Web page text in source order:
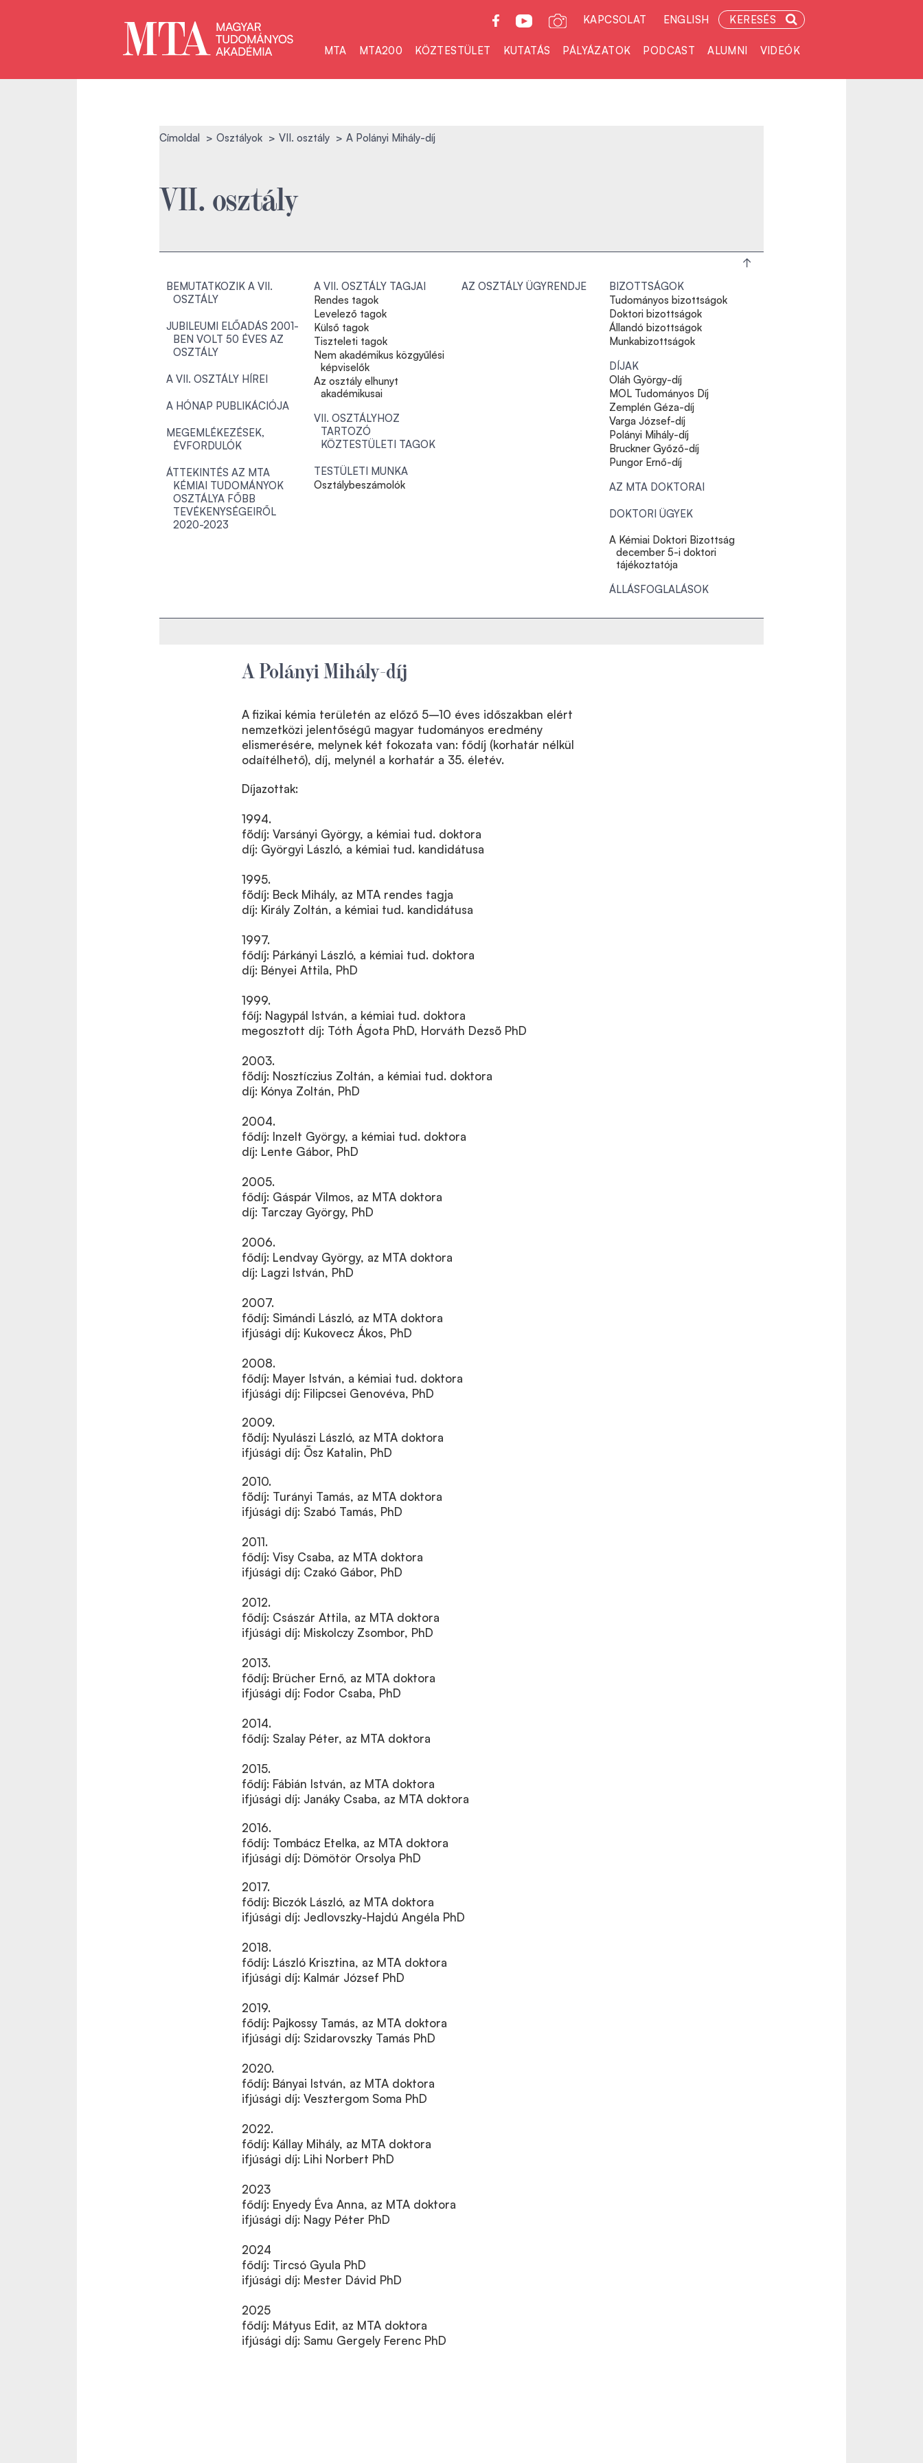
KAPCSOLAT ENGLISH KERESÉS
MTA MTA200 KÖZTESTÜLET KUTATÁS PÁLYÁZATOK PODCAST ALUMNI VIDEÓK
Címoldal Osztályok VII. osztály A Polányi Mihály-díj
VII. osztály
BEMUTATKOZIK A VII.
OSZTÁLY
JUBILEUMI ELŐADÁS 2001-
BEN VOLT 50 ÉVES AZ
OSZTÁLY
A VII. OSZTÁLY HÍREI
A HÓNAP PUBLIKÁCIÓJA
MEGEMLÉKEZÉSEK,
ÉVFORDULÓK
ÁTTEKINTÉS AZ MTA
KÉMIAI TUDOMÁNYOK
OSZTÁLYA FŐBB
TEVÉKENYSÉGEIRŐL
2020-2023
A VII. OSZTÁLY TAGJAI
Rendes tagok
Levelező tagok
Külső tagok
Tiszteleti tagok
Nem akadémikus közgyűlési
képviselők
Az osztály elhunyt
akadémikusai
VII. OSZTÁLYHOZ
TARTOZÓ
KÖZTESTÜLETI TAGOK
TESTÜLETI MUNKA
Osztálybeszámolók
AZ OSZTÁLY ÜGYRENDJE
BIZOTTSÁGOK
Tudományos bizottságok
Doktori bizottságok
Állandó bizottságok
Munkabizottságok
DÍJAK
Oláh György-díj
MOL Tudományos Díj
Zemplén Géza-díj
Varga József-díj
Polányi Mihály-díj
Bruckner Győző-díj
Pungor Ernő-díj
AZ MTA DOKTORAI
DOKTORI ÜGYEK
A Kémiai Doktori Bizottság
december 5-i doktori
tájékoztatója
ÁLLÁSFOGLALÁSOK
A Polányi Mihály-díj
A fizikai kémia területén az előző 5–10 éves időszakban elért
nemzetközi jelentőségű magyar tudományos eredmény
elismerésére, melynek két fokozata van: fődíj (korhatár nélkül
odaítélhető), díj, melynél a korhatár a 35. életév.
Díjazottak:
1994.
fõdíj: Varsányi György, a kémiai tud. doktora
díj: Györgyi László, a kémiai tud. kandidátusa
1995.
fõdíj: Beck Mihály, az MTA rendes tagja
díj: Király Zoltán, a kémiai tud. kandidátusa
1997.
fődíj: Párkányi László, a kémiai tud. doktora
díj: Bényei Attila, PhD
1999.
főíj: Nagypál István, a kémiai tud. doktora
megosztott díj: Tóth Ágota PhD, Horváth Dezsõ PhD
2003.
fõdíj: Nosztíczius Zoltán, a kémiai tud. doktora
díj: Kónya Zoltán, PhD
2004.
fődíj: Inzelt György, a kémiai tud. doktora
díj: Lente Gábor, PhD
2005.
fődíj: Gáspár Vilmos, az MTA doktora
díj: Tarczay György, PhD
2006.
fődíj: Lendvay György, az MTA doktora
díj: Lagzi István, PhD
2007.
fődíj: Simándi László, az MTA doktora
ifjúsági díj: Kukovecz Ákos, PhD
2008.
fődíj: Mayer István, a kémiai tud. doktora
ifjúsági díj: Filipcsei Genovéva, PhD
2009.
fõdíj: Nyulászi László, az MTA doktora
ifjúsági díj: Õsz Katalin, PhD
2010.
fõdíj: Turányi Tamás, az MTA doktora
ifjúsági díj: Szabó Tamás, PhD
2011.
fődíj: Visy Csaba, az MTA doktora
ifjúsági díj: Czakó Gábor, PhD
2012.
fődíj: Császár Attila, az MTA doktora
ifjúsági díj: Miskolczy Zsombor, PhD
2013.
fődíj: Brücher Ernő, az MTA doktora
ifjúsági díj: Fodor Csaba, PhD
2014.
fődíj: Szalay Péter, az MTA doktora
2015.
fődíj: Fábián István, az MTA doktora
ifjúsági díj: Janáky Csaba, az MTA doktora
2016.
fődíj: Tombácz Etelka, az MTA doktora
ifjúsági díj: Dömötör Orsolya PhD
2017.
fődíj: Biczók László, az MTA doktora
ifjúsági díj: Jedlovszky-Hajdú Angéla PhD
2018.
fődíj: László Krisztina, az MTA doktora
ifjúsági díj: Kalmár József PhD
2019.
fődíj: Pajkossy Tamás, az MTA doktora
ifjúsági díj: Szidarovszky Tamás PhD
2020.
fődíj: Bányai István, az MTA doktora
ifjúsági díj: Vesztergom Soma PhD
2022.
fődíj: Kállay Mihály, az MTA doktora
ifjúsági díj: Lihi Norbert PhD
2023
fődíj: Enyedy Éva Anna, az MTA doktora
ifjúsági díj: Nagy Péter PhD
2024
fődíj: Tircsó Gyula PhD
ifjúsági díj: Mester Dávid PhD
2025
fődíj: Mátyus Edit, az MTA doktora
ifjúsági díj: Samu Gergely Ferenc PhD